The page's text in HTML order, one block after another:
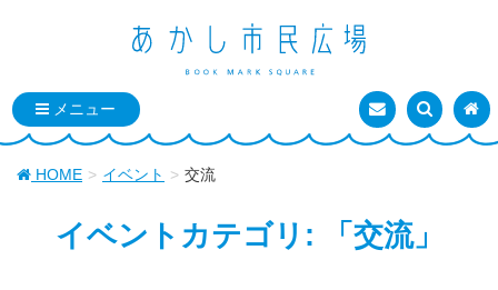
お問い合わせ
検索を表
ト
HOME イベント 交流
イベントカテゴリ: 「交流」